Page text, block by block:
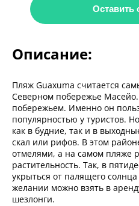
Оставить
Описание:
Пляж Guaxuma считается
Северном побережье
побережьем. Именно он
популярностью у туристов.
как в будние, так и в
скал или рифов. В этом
отмелями, а на самом пляже
растительность. Так, в
укрыться от палящего
желании можно взять в
шезлонги.